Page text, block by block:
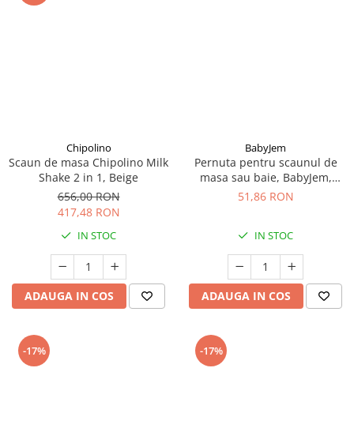
Chipolino
Scaun de masa Chipolino Milk
Shake 2 in 1, Beige
656,00 RON
417,48 RON
IN STOC
ADAUGA IN COS
BabyJem
Pernuta pentru scaunul de
masa sau baie, BabyJem,
26x40 cm, Gri
51,86 RON
IN STOC
ADAUGA IN COS
-17% -17%